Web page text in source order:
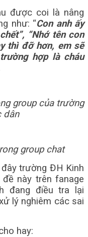
được coi là nâng
như: “Con anh ấy
“Nhớ tên con
thì đỡ hơn, em sẽ
hợp là cháu
group của trường
dân
group chat
trường ĐH Kinh
này trên fanage
đang điều tra lại
lý nghiêm các sai
hay: